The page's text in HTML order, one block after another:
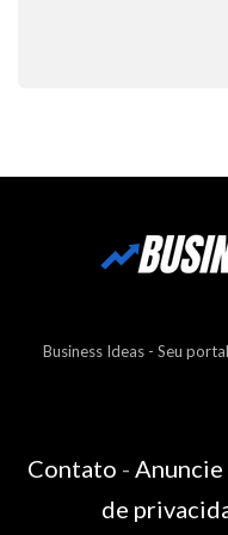
Business Ideas - Seu
Contato - Anuncie
de